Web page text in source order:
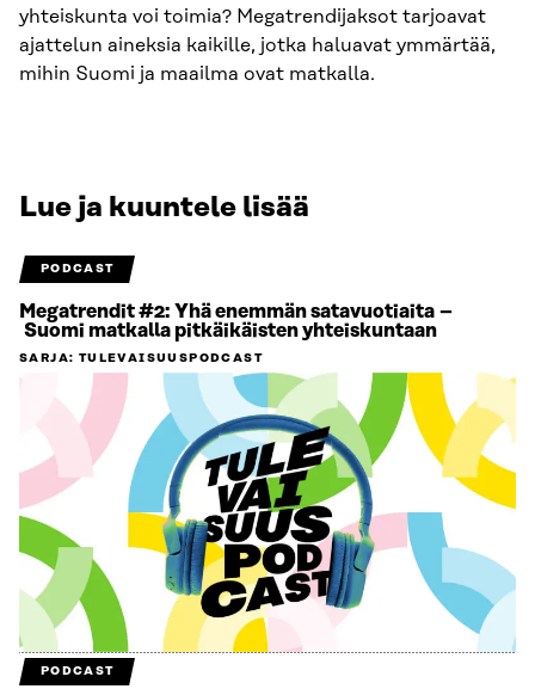
yhteiskunta voi toimia? Megatrendijaksot tarjoavat
ajattelun aineksia kaikille, jotka haluavat ymmärtää,
mihin Suomi ja maailma ovat matkalla.
Lue ja kuuntele lisää
PODCAST
Megatrendit #2: Yhä enemmän satavuotiaita –
Suomi matkalla pitkäikäisten yhteiskuntaan
SARJA: TULEVAISUUSPODCAST
PODCAST